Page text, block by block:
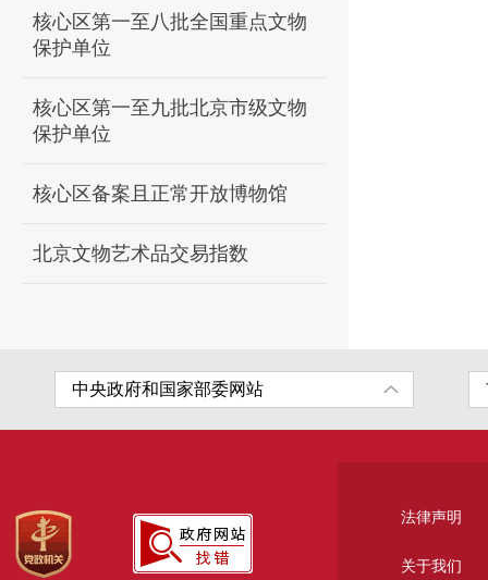
核心区第一至八批全国重点文物
保护单位
核心区第一至九批北京市级文物
保护单位
核心区备案且正常开放博物馆
北京文物艺术品交易指数
法律声明
关于我们